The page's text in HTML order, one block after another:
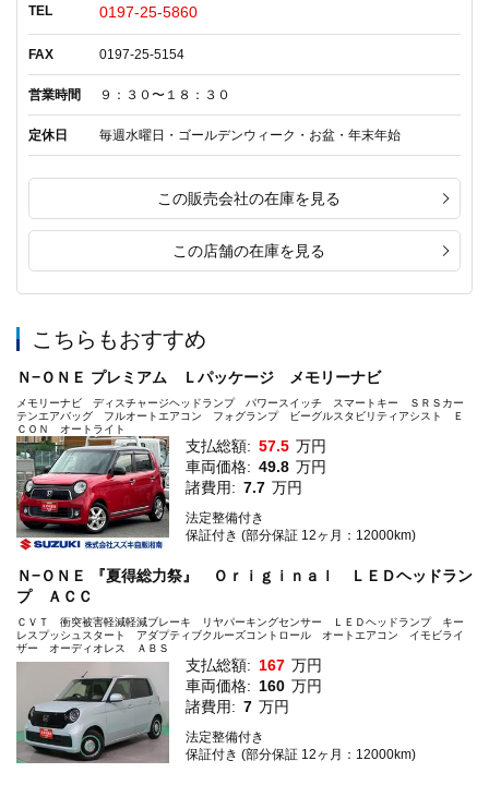
TEL 0197-25-5860
FAX 0197-25-5154
営業時間 ９：３０〜１８：３０
定休日 毎週水曜日・ゴールデンウィーク・お盆・年末年始
この販売会社の在庫を見る
この店舗の在庫を見る
こちらもおすすめ
Ｎ−ＯＮＥ プレミアム Ｌパッケージ メモリーナビ
メモリーナビ ディスチャージヘッドランプ パワースイッチ スマートキー ＳＲＳカー
テンエアバッグ フルオートエアコン フォグランプ ビーグルスタビリティアシスト Ｅ
ＣＯＮ オートライト
支払総額: 57.5 万円
車両価格: 49.8 万円
諸費用: 7.7 万円
法定整備付き
保証付き (部分保証 12ヶ月：12000km)
Ｎ−ＯＮＥ 『夏得総力祭』 Ｏｒｉｇｉｎａｌ ＬＥＤヘッドラン
プ ＡＣＣ
ＣＶＴ 衝突被害軽減軽減ブレーキ リヤパーキングセンサー ＬＥＤヘッドランプ キー
レスプッシュスタート アダプティブクルーズコントロール オートエアコン イモビライ
ザー オーディオレス ＡＢＳ
支払総額: 167 万円
車両価格: 160 万円
諸費用: 7 万円
法定整備付き
保証付き (部分保証 12ヶ月：12000km)